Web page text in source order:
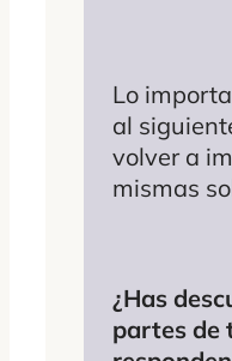
Lo
al
volver a
mismas
¿Has
partes de